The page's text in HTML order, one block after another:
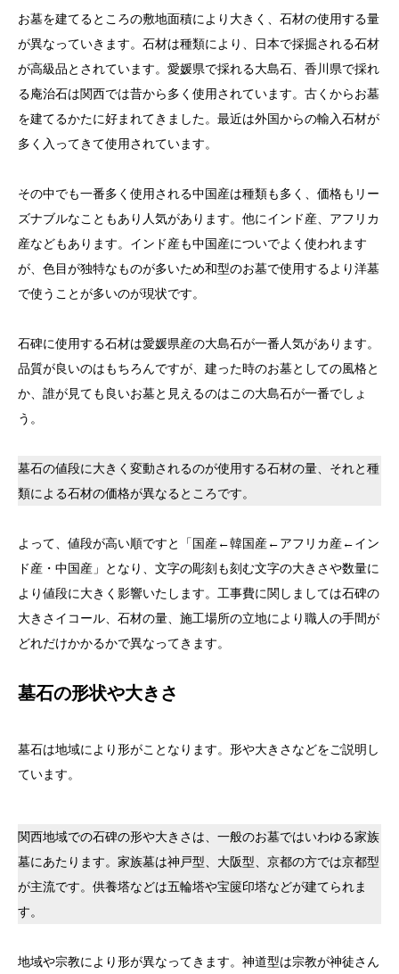
お墓を建てるところの敷地面積により大きく、石材の使用する量
が異なっていきます。石材は種類により、日本で採掘される石材
が高級品とされています。愛媛県で採れる大島石、香川県で採れ
る庵治石は関西では昔から多く使用されています。古くからお墓
を建てるかたに好まれてきました。最近は外国からの輸入石材が
多く入ってきて使用されています。
その中でも一番多く使用される中国産は種類も多く、価格もリー
ズナブルなこともあり人気があります。他にインド産、アフリカ
産などもあります。インド産も中国産についでよく使われます
が、色目が独特なものが多いため和型のお墓で使用するより洋墓
で使うことが多いのが現状です。
石碑に使用する石材は愛媛県産の大島石が一番人気があります。
品質が良いのはもちろんですが、建った時のお墓としての風格と
か、誰が見ても良いお墓と見えるのはこの大島石が一番でしょ
う。
墓石の値段に大きく変動されるのが使用する石材の量、それと種
類による石材の価格が異なるところです。
よって、値段が高い順ですと「国産←韓国産←アフリカ産←イン
ド産・中国産」となり、文字の彫刻も刻む文字の大きさや数量に
より値段に大きく影響いたします。工事費に関しましては石碑の
大きさイコール、石材の量、施工場所の立地により職人の手間が
どれだけかかるかで異なってきます。
墓石の形状や大きさ
墓石は地域により形がことなります。形や大きさなどをご説明し
ています。
関西地域での石碑の形や大きさは、一般のお墓ではいわゆる家族
墓にあたります。家族墓は神戸型、大阪型、京都の方では京都型
が主流です。供養塔などは五輪塔や宝篋印塔などが建てられま
す。
地域や宗教により形が異なってきます。神道型は宗教が神徒さん